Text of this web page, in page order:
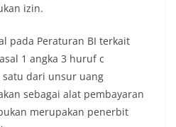
izin.
pada Peraturan BI terkait
1 angka 3 huruf c
dari unsur uang
sebagai alat pembayaran
merupakan penerbit